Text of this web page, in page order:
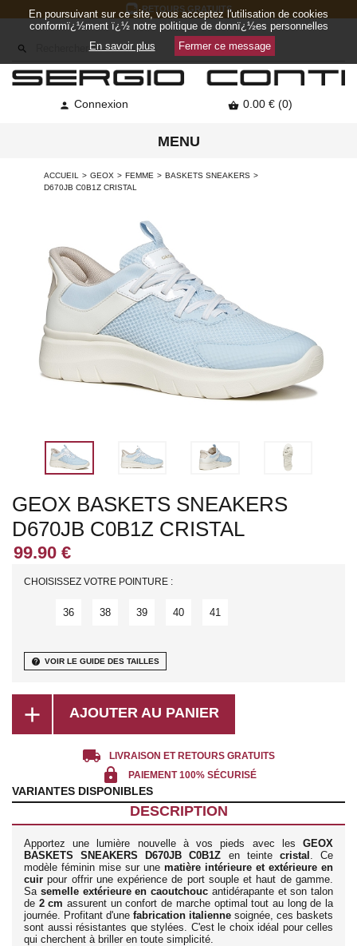
RETOURS GRATUITS

 Connexion  0.00 € (0)
MENU
ACCUEIL GEOX FEMME
BASKETS SNEAKERS
D670JB C0B1Z CRISTAL
GEOX BASKETS SNEAKERS
D670JB C0B1Z CRISTAL
CHOISISSEZ VOTRE POINTURE :
36 38 39 40 41
help VOIR LE GUIDE DES TAILLES
add AJOUTER AU PANIER
local_shipping LIVRAISON ET RETOURS GRATUITS
lock PAIEMENT 100% SÉCURISÉ
VARIANTES DISPONIBLES
DESCRIPTION
Apportez une lumière nouvelle à vos pieds avec les GEOX
BASKETS SNEAKERS D670JB C0B1Z en teinte cristal . Ce
modèle féminin mise sur une matière intérieure et extérieure en
cuir pour offrir une expérience de port souple et haut de gamme.
Sa semelle extérieure en caoutchouc antidérapante et son talon
de 2 cm assurent un confort de marche optimal tout au long de la
journée. Profitant d'une fabrication italienne soignée, ces baskets
sont aussi résistantes que stylées. C'est le choix idéal pour celles
qui cherchent à briller en toute simplicité.
En poursuivant sur ce site, vous acceptez l'utilisation de cookies
conformï¿½ment ï¿½ notre politique de donnï¿½es personnelles
En savoir plus
Fermer ce message